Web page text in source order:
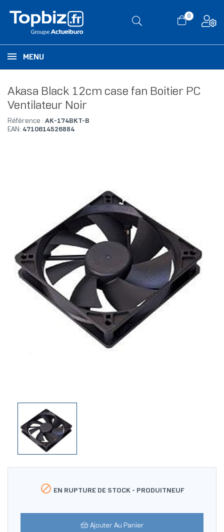
0
MENU
Akasa Black 12cm case fan Boitier PC
Ventilateur Noir
Référence : AK-174BKT-B
EAN: 4710614526884
 EN RUPTURE DE STOCK - PRODUITNEUF
Ajouter Au Panier